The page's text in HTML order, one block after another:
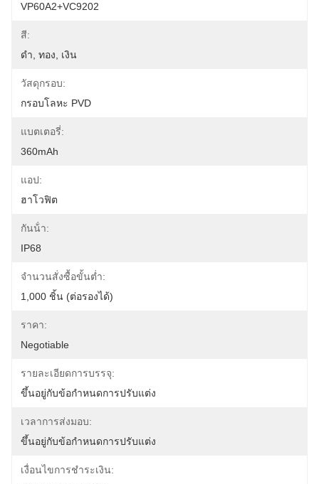
VP60A2+VC9202
สี:
ดำ, ทอง, เงิน
วัสดุกรอบ:
กรอบโลหะ PVD
แบตเตอรี่:
360mAh
แอป:
ฮาโวฟิต
กันน้ํา:
IP68
จำนวนสั่งซื้อขั้นต่ำ:
1,000 ชิ้น (ต่อรองได้)
ราคา:
Negotiable
รายละเอียดการบรรจุ:
ขึ้นอยู่กับข้อกำหนดการปรับแต่ง
เวลาการส่งมอบ:
ขึ้นอยู่กับข้อกำหนดการปรับแต่ง
เงื่อนไขการชำระเงิน: